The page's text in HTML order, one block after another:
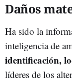
Daños
Ha sido la
inteligencia de
identificación,
líderes de los